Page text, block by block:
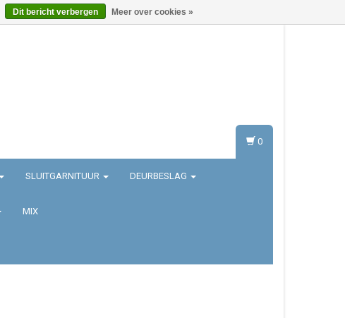
SLUITGARNITUUR DEURBESLAG
MIX
0
Dit bericht verbergen Meer over cookies »